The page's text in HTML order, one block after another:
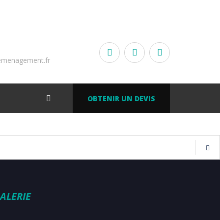
OBTENIR UN DEVIS